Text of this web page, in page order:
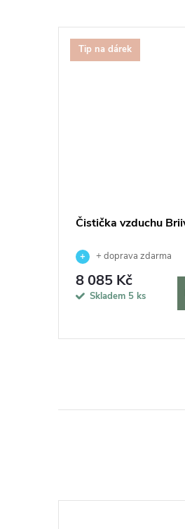
Tip na dárek
Čistička vzduchu
+ doprava zdarma
8 085 Kč
Skladem 5 ks